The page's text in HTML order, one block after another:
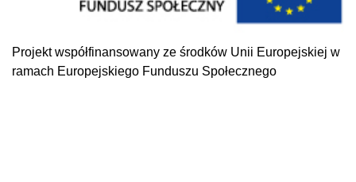
Projekt współfinansowany ze środków Unii Europejskiej w
ramach Europejskiego Funduszu Społecznego